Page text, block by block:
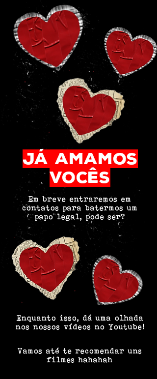
JÁ AMAMOS
VOCÊS
Em breve entraremos em
contatos para batermos um
papo legal, pode ser?
Enquanto isso, dá uma olhada
nos nossos vídeos no Youtube!
Vamos até te recomendar uns
filmes hahahah